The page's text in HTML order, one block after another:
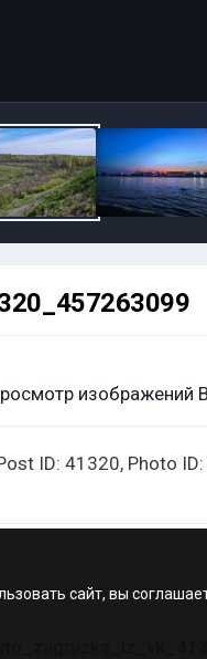
изображений
ID: 41320, Photo
сайт, вы